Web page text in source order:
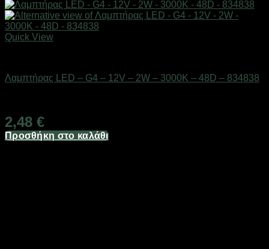
Quick View
Λαμπτήρας LED – G4 – 12V – 2W – 3000K – 48D – 834838
2,48 €
Προσθήκη στο καλάθι